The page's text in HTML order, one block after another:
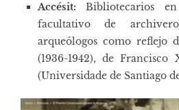
Accésit:
Bibliotecarios
facultativo de
arqueólogos como reflejo
(1936-1942), de Francisco
(Universidade de Santiago